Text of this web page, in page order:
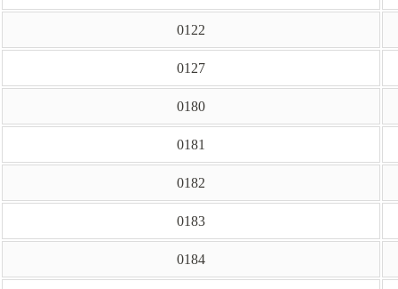
0122
0127
0180
0181
0182
0183
0184